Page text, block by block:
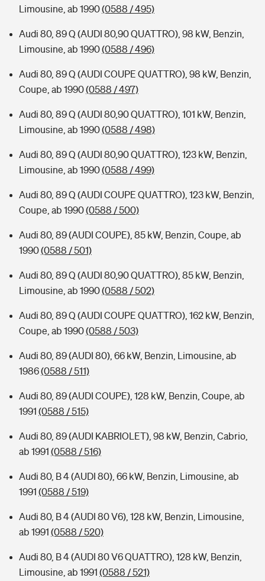
Limousine, ab 1990(0588 / 495)
Audi 80, 89 Q (AUDI 80,90 QUATTRO), 98 kW, Benzin,
Limousine, ab 1990(0588 / 496)
Audi 80, 89 Q (AUDI COUPE QUATTRO), 98 kW, Benzin,
Coupe, ab 1990(0588 / 497)
Audi 80, 89 Q (AUDI 80,90 QUATTRO), 101 kW, Benzin,
Limousine, ab 1990(0588 / 498)
Audi 80, 89 Q (AUDI 80,90 QUATTRO), 123 kW, Benzin,
Limousine, ab 1990(0588 / 499)
Audi 80, 89 Q (AUDI COUPE QUATTRO), 123 kW, Benzin,
Coupe, ab 1990(0588 / 500)
Audi 80, 89 (AUDI COUPE), 85 kW, Benzin, Coupe, ab
1990(0588 / 501)
Audi 80, 89 Q (AUDI 80,90 QUATTRO), 85 kW, Benzin,
Limousine, ab 1990(0588 / 502)
Audi 80, 89 Q (AUDI COUPE QUATTRO), 162 kW, Benzin,
Coupe, ab 1990(0588 / 503)
Audi 80, 89 (AUDI 80), 66 kW, Benzin, Limousine, ab
1986(0588 / 511)
Audi 80, 89 (AUDI COUPE), 128 kW, Benzin, Coupe, ab
1991 (0588 / 515)
Audi 80, 89 (AUDI KABRIOLET), 98 kW, Benzin, Cabrio,
ab 1991 (0588 / 516)
Audi 80, B 4 (AUDI 80), 66 kW, Benzin, Limousine, ab
1991 (0588 / 519)
Audi 80, B 4 (AUDI 80 V6), 128 kW, Benzin, Limousine,
ab 1991 (0588 / 520)
Audi 80, B 4 (AUDI 80 V6 QUATTRO), 128 kW, Benzin,
Limousine, ab 1991 (0588 / 521)